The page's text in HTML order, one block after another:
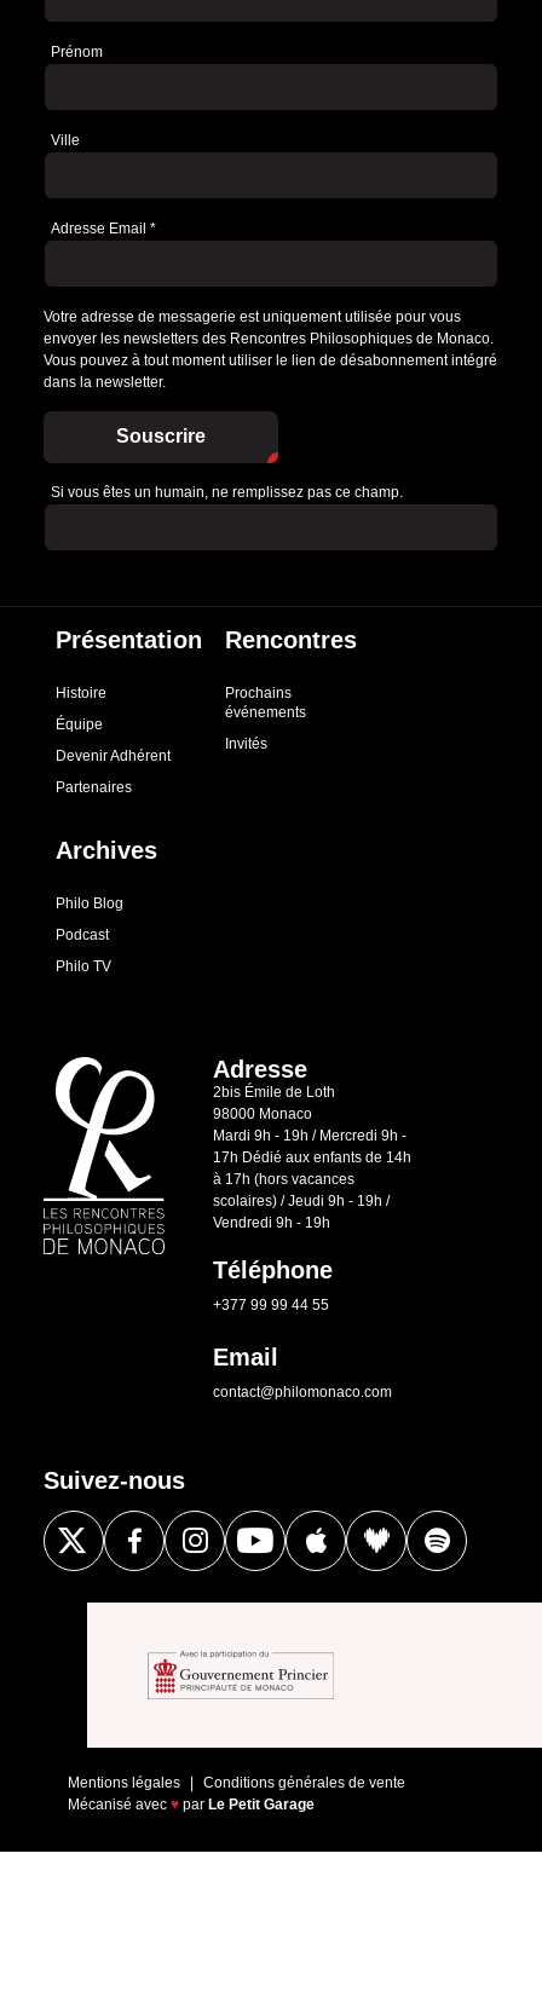
Prénom
Ville
Adresse Email *
Votre adresse de messagerie est uniquement utilisée pour vous
envoyer les newsletters des Rencontres Philosophiques de Monaco.
Vous pouvez à tout moment utiliser le lien de désabonnement intégré
dans la newsletter.
Souscrire
Si vous êtes un humain, ne remplissez pas ce champ.
Présentation
Histoire
Équipe
Devenir Adhérent
Partenaires
Rencontres
Prochains
événements
Invités
Archives
Philo Blog
Podcast
Philo TV
Adresse
2bis Émile de Loth
98000 Monaco
Mardi 9h - 19h / Mercredi 9h -
17h Dédié aux enfants de 14h
à 17h (hors vacances
scolaires) / Jeudi 9h - 19h /
Vendredi 9h - 19h
Téléphone
+377 99 99 44 55
Email
contact@philomonaco.com
Suivez-nous
Mentions légales
Conditions générales de vente
Mécanisé avec ♥ par Le Petit Garage